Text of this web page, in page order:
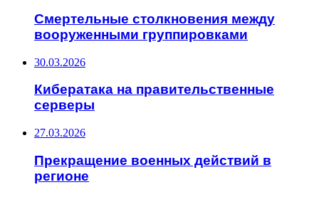
Смертельные столкновения между
вооруженными группировками
30.03.2026
Кибератака на правительственные
серверы
27.03.2026
Прекращение военных действий в
регионе